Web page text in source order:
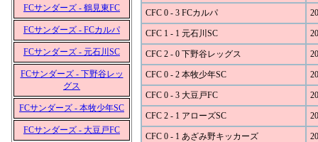
FCサンダーズ - 鶴見東FC
FCサンダーズ - FCカルパ
FCサンダーズ - 元石川SC
FCサンダーズ - 下野谷レッ
グス
FCサンダーズ - 本牧少年SC
FCサンダーズ - 大豆戸FC
CFC 0 - 3 FCカルパ
CFC 1 - 1 元石川SC
CFC 2 - 0 下野谷レッグス
CFC 0 - 2 本牧少年SC
CFC 0 - 3 大豆戸FC
CFC 2 - 1 アローズSC
CFC 0 - 1 あざみ野キッカーズ